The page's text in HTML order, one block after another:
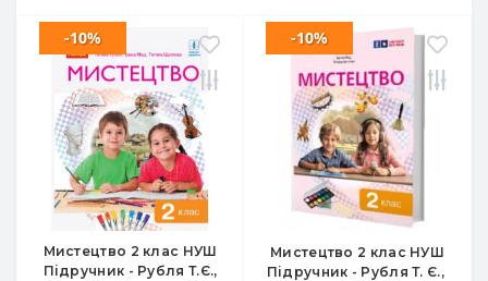
Мистецтво 2 клас НУШ
Підручник - Рубля Т.Є.,
-10%
Мистецтво 2 клас НУШ
Підручник - Рубля Т. Є.,
-10%